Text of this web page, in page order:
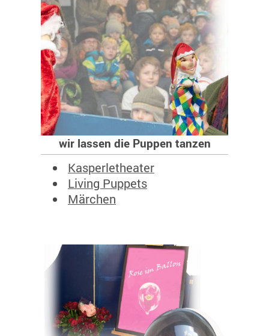
wir lassen die Puppen tanzen
Kasperletheater
Living Puppets
Märchen